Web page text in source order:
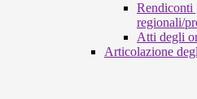
Rendiconti
regionali/
Atti degli
Articolazione